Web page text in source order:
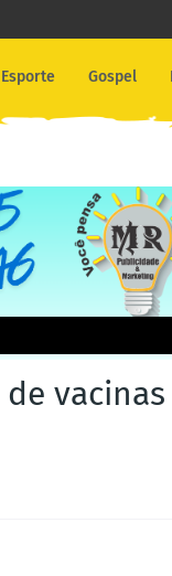
Esporte Gospel
vacinas